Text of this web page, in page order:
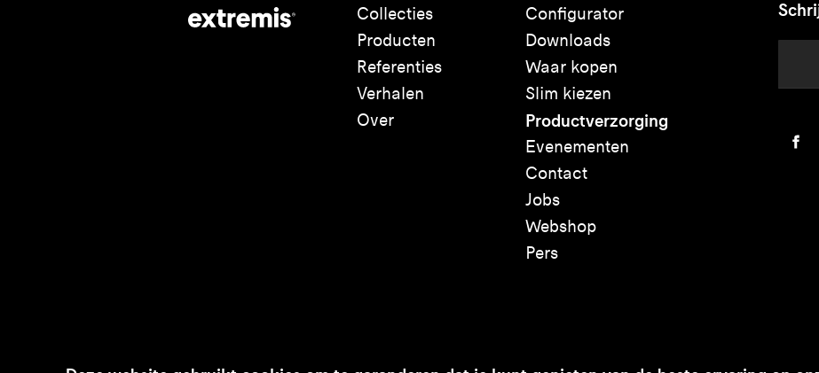
Collecties
Producten
Referenties
Verhalen
Over
Configurator
Downloads
Waar kopen
Slim kiezen
Productverzorging
Evenementen
Contact
Jobs
Webshop
Pers